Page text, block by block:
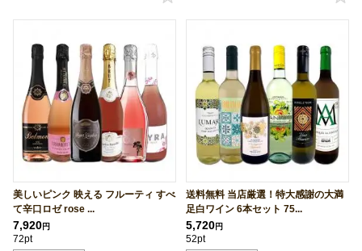
美しいピンク 映える フルーティ すべ
て辛口ロゼ rose ...
7,920円
72pt
送料無料 当店厳選！特大感謝の大満
足白ワイン 6本セット 75...
5,720円
52pt